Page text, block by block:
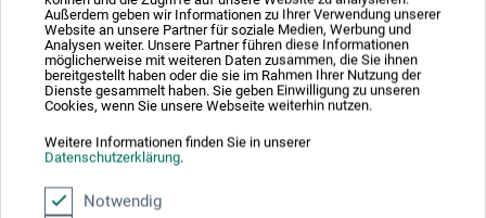
Außerdem geben wir Informationen zu Ihrer Verwendung unserer
Website an unsere Partner für soziale Medien, Werbung und
Analysen weiter. Unsere Partner führen diese Informationen
möglicherweise mit weiteren Daten zusammen, die Sie ihnen
bereitgestellt haben oder die sie im Rahmen Ihrer Nutzung der
Dienste gesammelt haben. Sie geben Einwilligung zu unseren
Cookies, wenn Sie unsere Webseite weiterhin nutzen.
Weitere Informationen finden Sie in unserer
Datenschutzerklärung.
Notwendig
Adresszusatz / Firma
PLZ*